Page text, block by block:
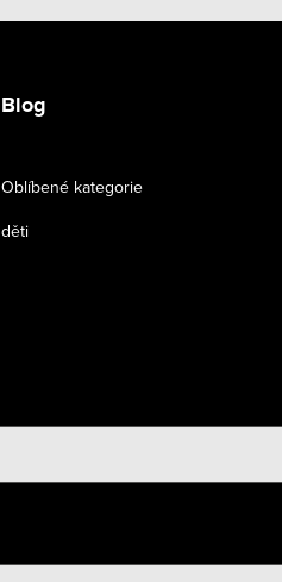
Blog
Oblíbené kategorie
děti